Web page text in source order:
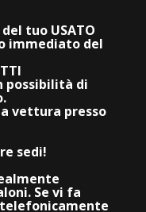
del tuo USATO
immediato del
possibilità di
vettura presso
sedi!
Se vi fa